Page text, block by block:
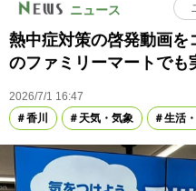
ニュース
熱中症対策の啓発動画を
のファミリーマートでも
2026/7/1 16:47
香川
天気・気象 生活